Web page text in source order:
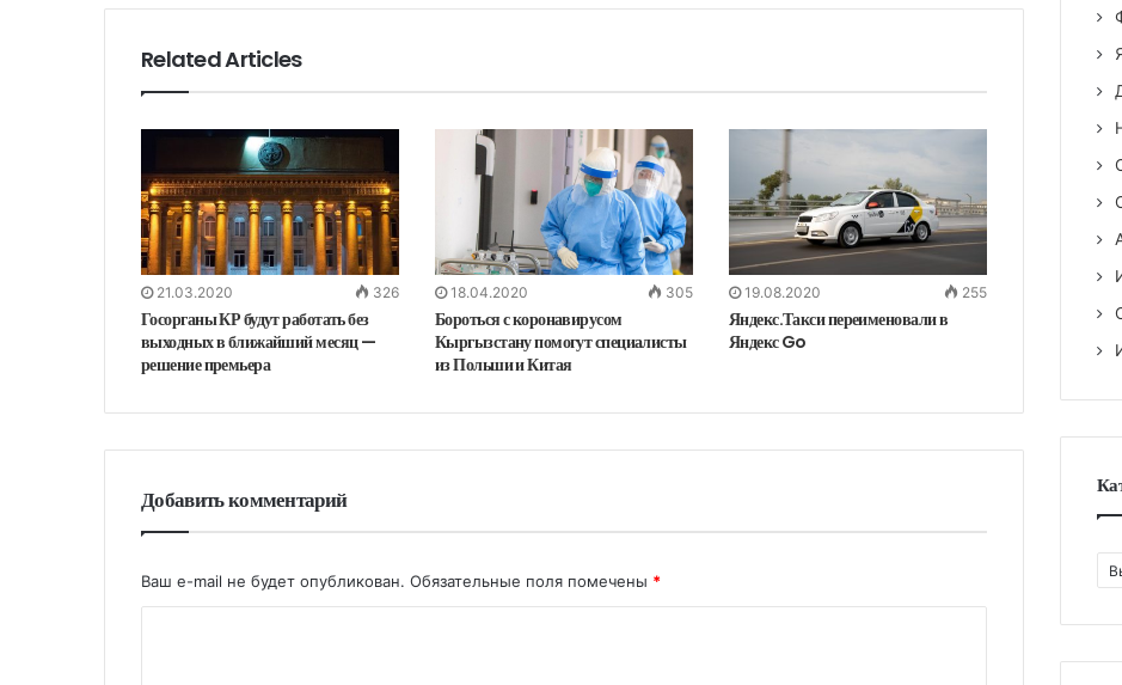
т
Related Articles
21.03.2020 326
Госорганы КР будут работать без
выходных в ближайший месяц —
решение премьера
18.04.2020 305
Бороться с коронавирусом
Кыргызстану помогут специалисты
из Польши и Китая
19.08.2020 255
Яндекс.Такси переименовали в
Яндекс Go
Добавить комментарий
Ваш e-mail не будет опубликован. Обязательные поля помечены *
а
г